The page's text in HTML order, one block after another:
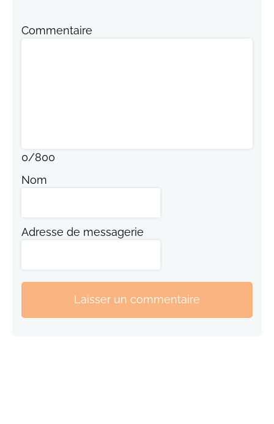
Commentaire
0/800
Nom
Adresse de messagerie
Laisser un commentaire